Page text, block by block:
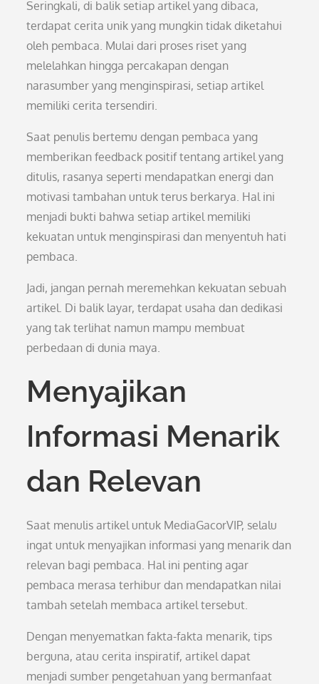
Seringkali, di balik setiap artikel yang dibaca,
terdapat cerita unik yang mungkin tidak diketahui
oleh pembaca. Mulai dari proses riset yang
melelahkan hingga percakapan dengan
narasumber yang menginspirasi, setiap artikel
memiliki cerita tersendiri.
Saat penulis bertemu dengan pembaca yang
memberikan feedback positif tentang artikel yang
ditulis, rasanya seperti mendapatkan energi dan
motivasi tambahan untuk terus berkarya. Hal ini
menjadi bukti bahwa setiap artikel memiliki
kekuatan untuk menginspirasi dan menyentuh hati
pembaca.
Jadi, jangan pernah meremehkan kekuatan sebuah
artikel. Di balik layar, terdapat usaha dan dedikasi
yang tak terlihat namun mampu membuat
perbedaan di dunia maya.
Menyajikan
Informasi Menarik
dan Relevan
Saat menulis artikel untuk MediaGacorVIP, selalu
ingat untuk menyajikan informasi yang menarik dan
relevan bagi pembaca. Hal ini penting agar
pembaca merasa terhibur dan mendapatkan nilai
tambah setelah membaca artikel tersebut.
Dengan menyematkan fakta-fakta menarik, tips
berguna, atau cerita inspiratif, artikel dapat
menjadi sumber pengetahuan yang bermanfaat